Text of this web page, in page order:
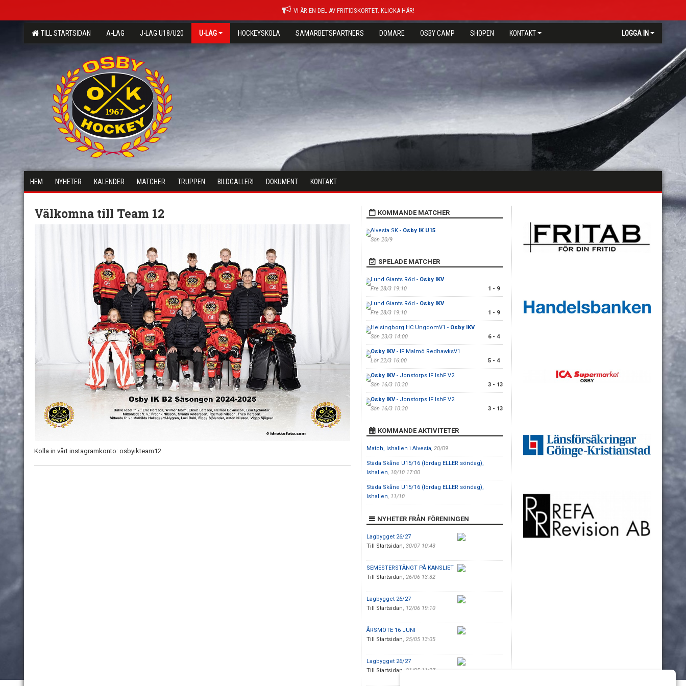
VI ÄR EN DEL AV FRITIDSKORTET. KLICKA HÄR!
TILL STARTSIDAN A-LAG J-LAG U18/U20 U-LAG HOCKEYSKOLA SAMARBETSPARTNERS DOMARE OSBY CAMP SHOPEN KONTAKT LOGGA IN
HEM NYHETER KALENDER MATCHER TRUPPEN BILDGALLERI DOKUMENT KONTAKT
Välkomna till Team 12
Kolla in vårt instagramkonto: osbyikteam12
KOMMANDE MATCHER
Alvesta SK - Osby IK U15
Sön 20/9
SPELADE MATCHER
Lund Giants Röd - Osby IKV
Fre 28/3 19:10
1 - 9
Lund Giants Röd - Osby IKV
Fre 28/3 19:10
1 - 9
Helsingborg HC UngdomV1 - Osby IKV
Sön 23/3 14:00
6 - 4
Osby IKV- IF Malmö RedhawksV1
Lör 22/3 16:00
5 - 4
Osby IKV- Jonstorps IF IshF V2
Sön 16/3 10:30
3 - 13
Osby IKV- Jonstorps IF IshF V2
Sön 16/3 10:30
3 - 13
KOMMANDE AKTIVITETER
Match, Ishallen i Alvesta, 20/09
Städa Skåne U15/16 (lördag ELLER söndag),
Ishallen, 10/10 17:00
Städa Skåne U15/16 (lördag ELLER söndag),
Ishallen, 11/10
NYHETER FRÅN FÖRENINGEN
Lagbygget 26/27
Till Startsidan, 30/07 10:43
SEMESTERSTÄNGT PÅ KANSLIET
Till Startsidan, 26/06 13:32
Lagbygget 26/27
Till Startsidan, 12/06 19:10
ÅRSMÖTE 16 JUNI
Till Startsidan, 25/05 13:05
Lagbygget 26/27
Till Startsidan
21/05 11:27